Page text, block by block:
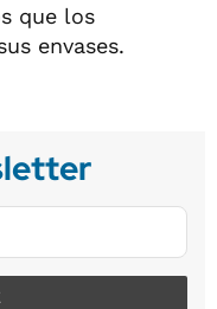
que los
envases.